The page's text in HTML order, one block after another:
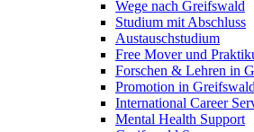
Wege nach Greifswald
Studium mit Abschluss
Austauschstudium
Free Mover und
Forschen & Lehren in
Promotion in Greifswald
International Career
Mental Health Support